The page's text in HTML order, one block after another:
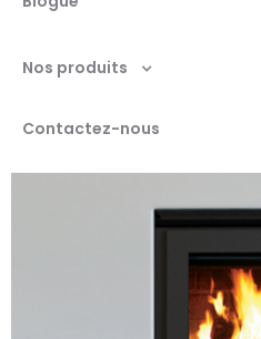
Nos produits
Contactez-nous